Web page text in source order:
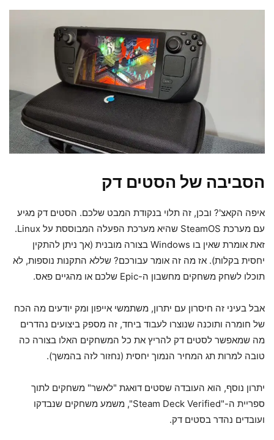
הסביבה של הסטים דק
איפה הקאצ'? ובכן, זה תלוי בנקודת המבט שלכם. הסטים דק מגיע
עם מערכת SteamOS שהיא מערכת הפעלה המבוססת על Linux.
זאת אומרת שאין בו Windows בצורה מובנית (אך ניתן להתקין
יחסית בקלות). אז מה זה אומר עבורכם? שללא התקנות נוספות, לא
תוכלו לשחק משחקים מחשבון ה-Epic שלכם או מהגיים פאס.
אבל בעיני זה חיסרון עם יתרון, משתמשי אייפון ומק יודעים מה הכח
של חומרה ותוכנה שנוצרו לעבוד ביחד, זה מספק ביצועים נהדרים
מה שמאפשר לסטים דק להריץ את כל המשחקים האלו בצורה כה
טובה למרות תג המחיר הנמוך יחסית (נחזור לזה בהמשך).
יתרון נוסף, הוא העובדה שסטים דואגת "לאשר" משחקים לתוך
ספריית ה-"Steam Deck Verified", משמע משחקים שנבדקו
ועובדים נהדר בסטים דק.